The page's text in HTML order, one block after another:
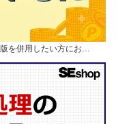
を併用したい方にお…